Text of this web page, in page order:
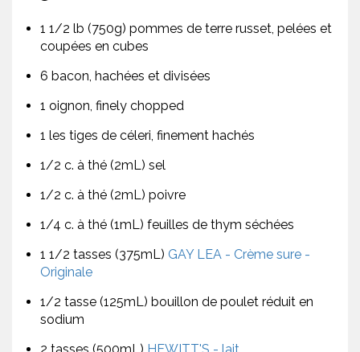
1 1/2 lb (750g) pommes de terre russet, pelées et
coupées en cubes
6 bacon, hachées et divisées
1 oignon, finely chopped
1 les tiges de céleri, finement hachés
1/2 c. à thé (2mL) sel
1/2 c. à thé (2mL) poivre
1/4 c. à thé (1mL) feuilles de thym séchées
1 1/2 tasses (375mL) GAY LEA - Crème sure -
Originale
1/2 tasse (125mL) bouillon de poulet réduit en
sodium